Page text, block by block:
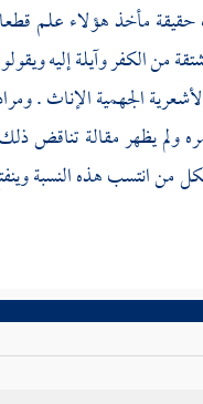
مأخذ هؤلاء علم قطعا
من الكفر وآيلة إليه
الجهميةالإناث .
ولم يظهر مقالة تناقض
من انتسب هذه النسبة